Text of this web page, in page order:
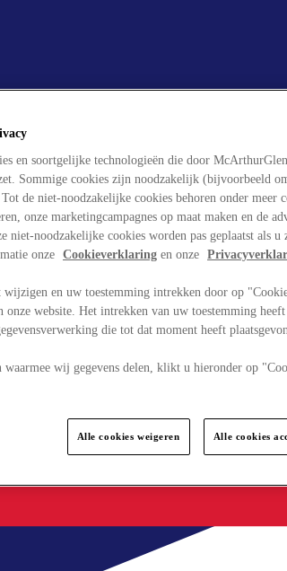
en soortgelijke technologieën die door
Sommige cookies zijn noodzakelijk (bijvoorbeeld
de niet-noodzakelijke cookies behoren onder meer
onze marketingcampagnes op maat maken en de
niet-noodzakelijke cookies worden pas geplaatst als u
onze
Cookieverklaring en onze
en uw toestemming intrekken door op
website. Het intrekken van uw toestemming heeft
die tot dat moment heeft
wij gegevens delen, klikt u hieronder op
Alle cookies weigeren Alle cookies